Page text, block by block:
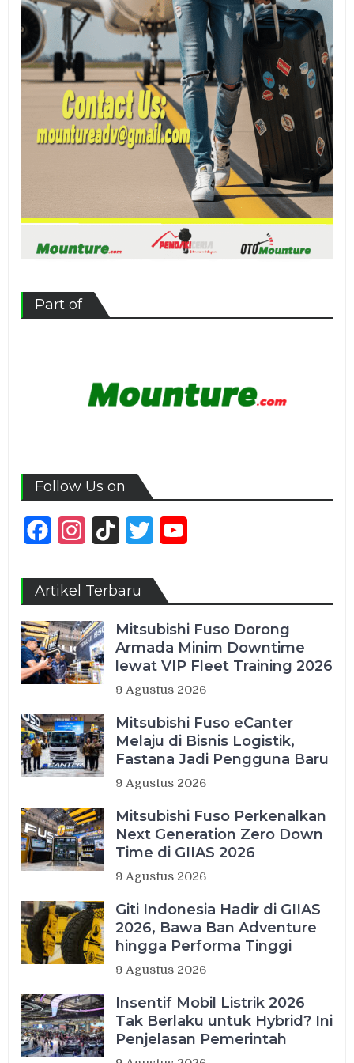
Part of
Follow Us on
FacebookInstagram
TikTok Twitter
Artikel Terbaru
Mitsubishi Fuso Dorong
Armada Minim Downtime
lewat VIP Fleet Training 2026
9 Agustus 2026
Mitsubishi Fuso eCanter
Melaju di Bisnis Logistik,
Fastana Jadi Pengguna Baru
9 Agustus 2026
Mitsubishi Fuso Perkenalkan
Next Generation Zero Down
Time di GIIAS 2026
9 Agustus 2026
Giti Indonesia Hadir di GIIAS
2026, Bawa Ban Adventure
hingga Performa Tinggi
9 Agustus 2026
Insentif Mobil Listrik 2026
Tak Berlaku untuk Hybrid? Ini
Penjelasan Pemerintah